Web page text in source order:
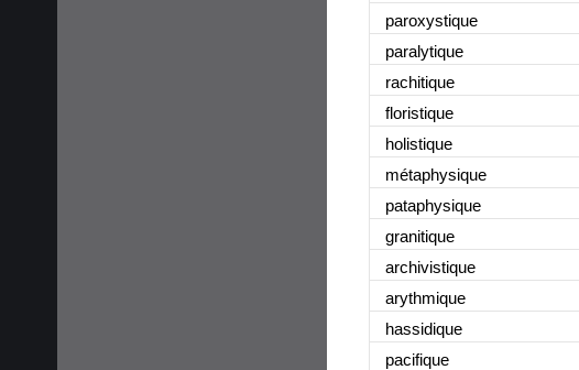
paroxystique
paralytique
rachitique
floristique
holistique
métaphysique
pataphysique
granitique
archivistique
arythmique
hassidique
pacifique